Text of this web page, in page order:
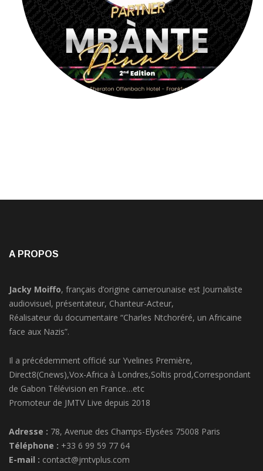
A PROPOS
Jacky Moiffo, français d’origine camerounaise est Journaliste
audiovisuel, présentateur, Chanteur-Acteur,
Réalisateur du documentaire “Charles Ntchoréré, un Africaine
face aux Nazis”.
Il a précédemment officié sur Yvelines Première,
Direct8(Cnews),Vox-Africa à Londres,Soltis prod,Correspondant
de Gabon Télévision en France…etc
Promoteur de JMTV Live depuis 2018
Adresse : 78, Avenue des Champs-Elysées 75008 Paris
Téléphone : +33 6 99 59 77 64
E-mail : contact@jmtvplus.com